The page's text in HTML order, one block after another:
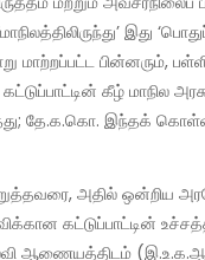
இது
மாற்றப்பட்ட பின்னரும்,
கீழ் மாநில
தே.க.கொ. இந்தக்
கட்டுப்பாட்டின்
ஆணையத்திடம்